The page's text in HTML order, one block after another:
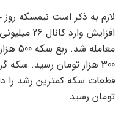
لازم به ذکر است نیمسکه
تومان رسید.